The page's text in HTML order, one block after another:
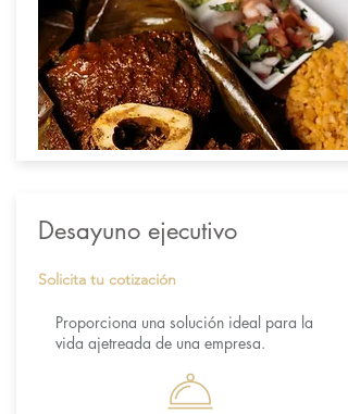
Solicita tu cotización
Desayuno ejecutivo
Proporciona una solución ideal para la
vida ajetreada de una empresa.